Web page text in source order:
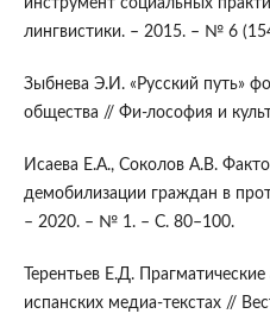
инструмент социальных
лингвистики. – 2015. – № 6
Зыбнева Э.И. «Русский путь»
общества // Фи-лософия и
Исаева Е.А., Соколов А.В.
демобилизации граждан в
– 2020. – № 1. – С. 80–100.
Терентьев Е.Д.
испанских медиа-текстах //